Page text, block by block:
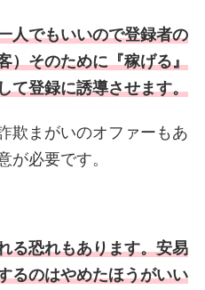
人でもいいので登録者の
）そのために『稼げる』
て登録に誘導させます。
欺まがいのオファーもあ
が必要です。
る恐れもあります。安易
るのはやめたほうがいい